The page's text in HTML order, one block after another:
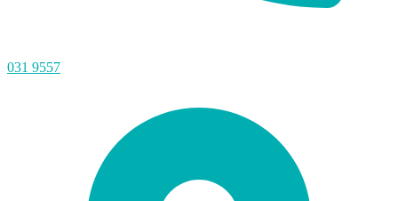
031 9557